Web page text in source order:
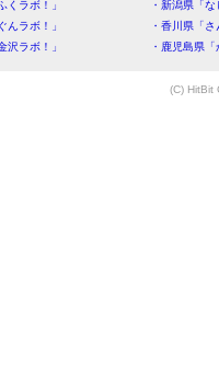
くラボ！」
・新潟県「
んラボ！」
・香川県「
沢ラボ！」
・鹿児島県
(C) HitBit